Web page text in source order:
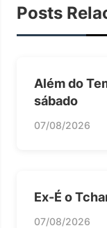
Posts
Além do
sábado
07/08/2026
Ex-É o
07/08/2026